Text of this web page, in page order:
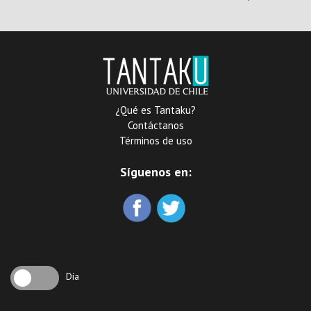
¿Qué es Tantaku?
Contáctanos
Términos de uso
Síguenos en:
Día